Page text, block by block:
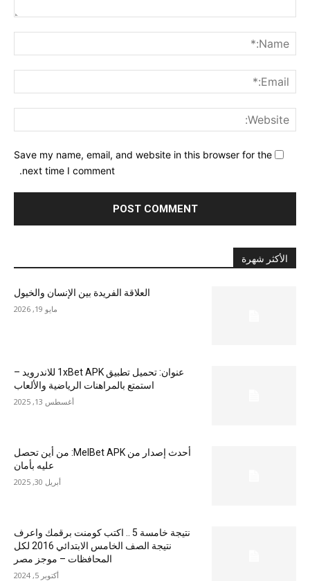
Save my name, email, and website in this browser for the
next time I comment.
الأكثر شهرة
العلاقة الفريدة بين الإنسان والخيول
مايو 19, 2026
عنوان: تحميل تطبيق 1xBet APK للاندرويد –
استمتع بالمراهنات الرياضية والألعاب
أغسطس 13, 2025
أحدث إصدار من MelBet APK: من أين تحصل
عليه بأمان
أبريل 30, 2025
نتيجة خامسة 5 .. اكتب كومنت برقمك واعرف
نتيجة الصف الخامس الابتدائي 2016 لكل
المحافظات – موجز مصر
أكتوبر 5, 2024